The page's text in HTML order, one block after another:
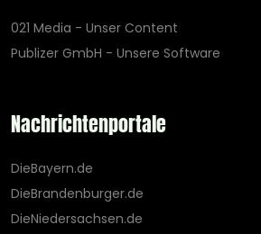
021 Media - Unser Content
Publizer GmbH - Unsere Software
Nachrichtenportale
DieBayern.de
DieBrandenburger.de
DieNiedersachsen.de